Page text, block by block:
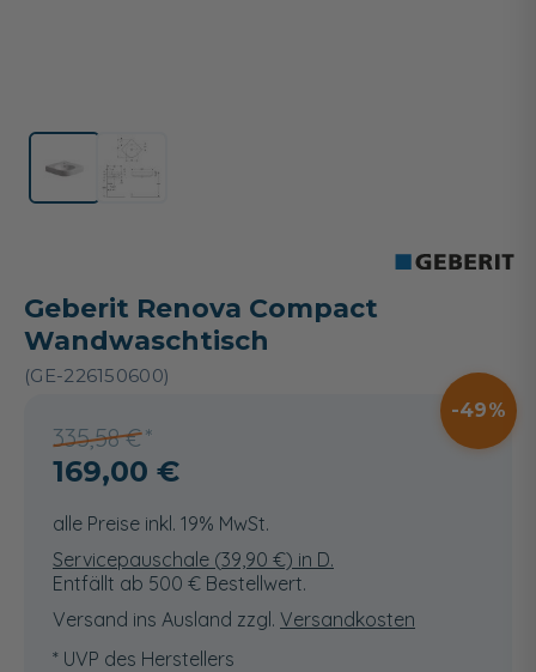
Geberit Renova Compact
Wandwaschtisch
(GE-226150600)
335,58 €
49
169,00 €
alle Preise inkl. 19% MwSt.
Servicepauschale (39,90 €) in D.
Entfällt ab 500 € Bestellwert.
Versand ins Ausland zzgl. Versandkosten
* UVP des Herstellers